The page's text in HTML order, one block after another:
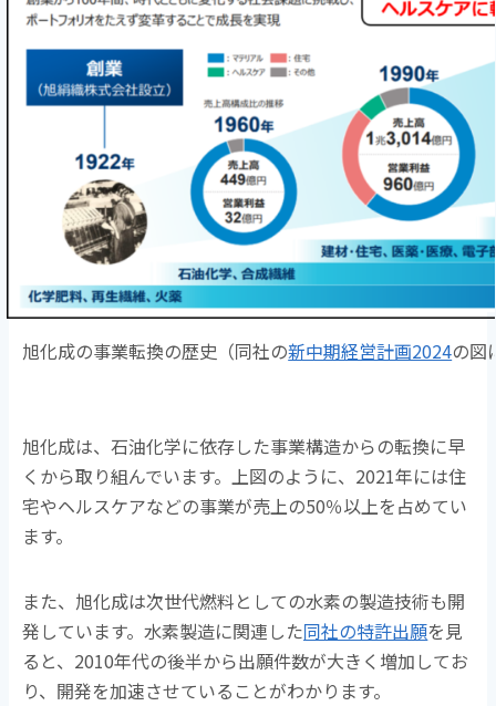
旭化成の事業転換の歴史（同社の新中期経営計画2024の図
旭化成は、石油化学に依存した事業構造からの転換に早
くから取り組んでいます。上図のように、2021年には住
宅やヘルスケアなどの事業が売上の50％以上を占めてい
ます。
また、旭化成は次世代燃料としての水素の製造技術も開
発しています。水素製造に関連した同社の特許出願を見
ると、2010年代の後半から出願件数が大きく増加してお
り、開発を加速させていることがわかります。